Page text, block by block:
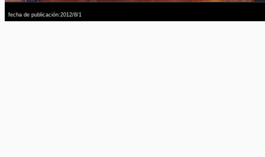
fecha de publicación:2012/8/1